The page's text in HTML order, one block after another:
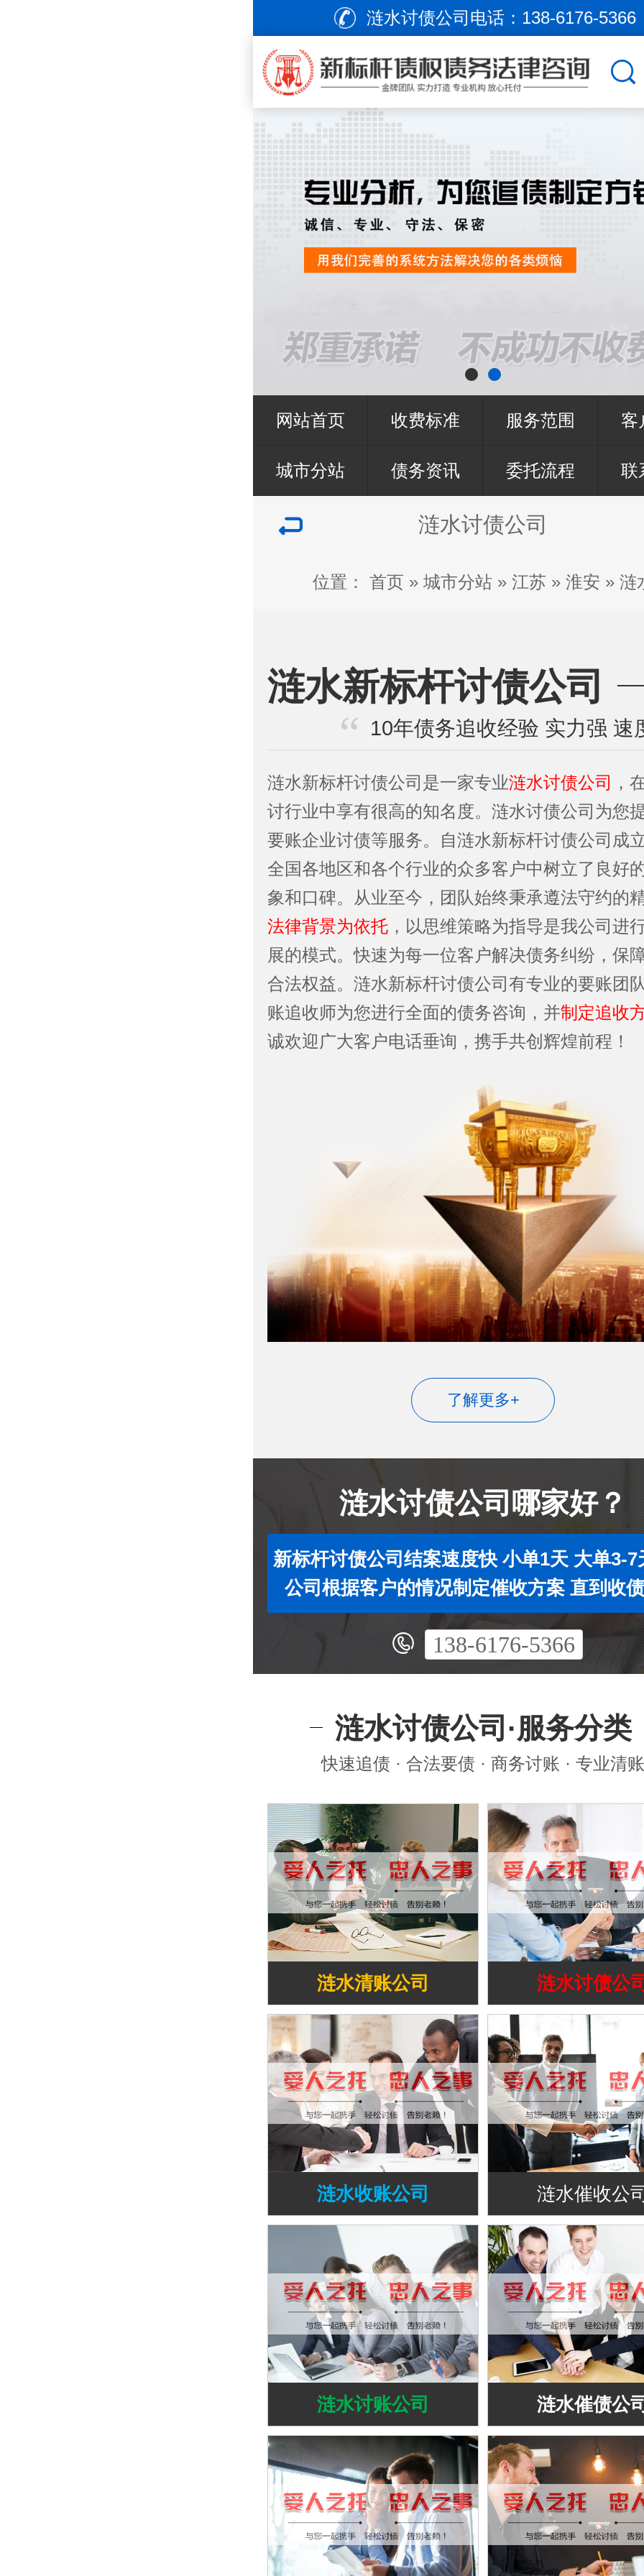
涟水讨债公司电话： 138-6176-5366
网站首页 收费标准 服务范围 客
城市分站 债务资讯 委托流程 联
涟水讨债公司
位置： 首页 » 城市分站» 江苏 » 淮安 » 涟
涟水新标杆讨债公司
10年债务追收经验 实力强 速
涟水新标杆讨债公司是一家专业涟水讨债公司 ，
讨行业中享有很高的知名度。涟水讨债公司为您
要账企业讨债等服务。自涟水新标杆讨债公司成
全国各地区和各个行业的众多客户中树立了良好
象和口碑。从业至今，团队始终秉承遵法守约的
法律背景为依托 ，以思维策略为指导是我公司进
展的模式。快速为每一位客户解决债务纠纷，保
合法权益。涟水新标杆讨债公司有专业的要账团
账追收师为您进行全面的债务咨询，并制定追收
诚欢迎广大客户电话垂询，携手共创辉煌前程！
了解更多+
涟水讨债公司哪家好？
新标杆讨债公司结案速度快 小单1天 大单3-7
公司根据客户的情况制定催收方案 直到收
138-6176-5366
涟水讨债公司·服务分类
快速追债 · 合法要债 · 商务讨账 · 专业清账
涟水清账公司 涟水讨债公
涟水收账公司 涟水催收公
涟水讨账公司 涟水催债公